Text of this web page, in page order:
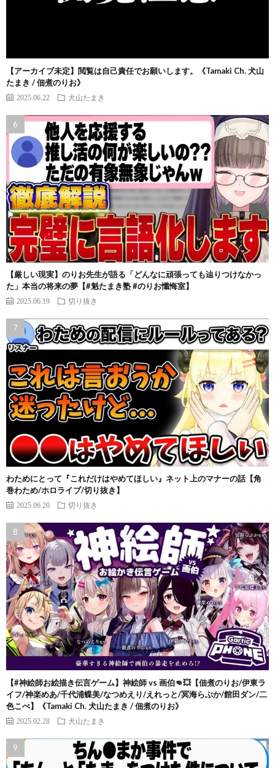
【アーカイブ未定】閲覧は自己責任でお願いします。《Tamaki Ch. 犬山
たまき / 佃煮のりお》
2025.06.22 犬山たまき
【厳しい現実】のりお先生が語る「どんなに頑張っても辿りつけなかっ
た」本当の将来の夢【#魁たまき塾 #のりお懺悔室】
2025.06.19 切り抜き
わためにとって『これだけはやめてほしい』ネット上のマナーの話【角
巻わため/ホロライブ/切り抜き】
2025.06.20 切り抜き
【#神絵師お絵描き伝言ゲーム】神絵師 vs 画伯👊💥【佃煮のりお/伊東ラ
イフ/神楽めあ/千代浦蝶美/なつめえり/えれっと/冥海らぶか/館田ダン/二
色こぺ】《Tamaki Ch. 犬山たまき / 佃煮のりお》
2025.02.28 犬山たまき